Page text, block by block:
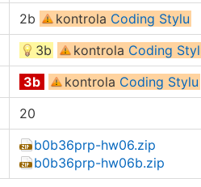
2b kontrola Coding Stylu
3b kontrola Coding
3b kontrola Coding Stylu
20
b0b36prp-hw06.zip
b0b36prp-hw06b.zip